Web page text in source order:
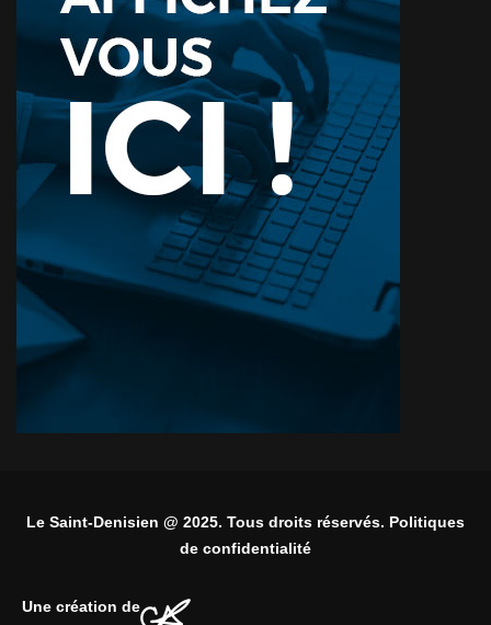
Le Saint-Denisien @ 2025. Tous droits réservés. Politiques
de confidentialité
Une création de